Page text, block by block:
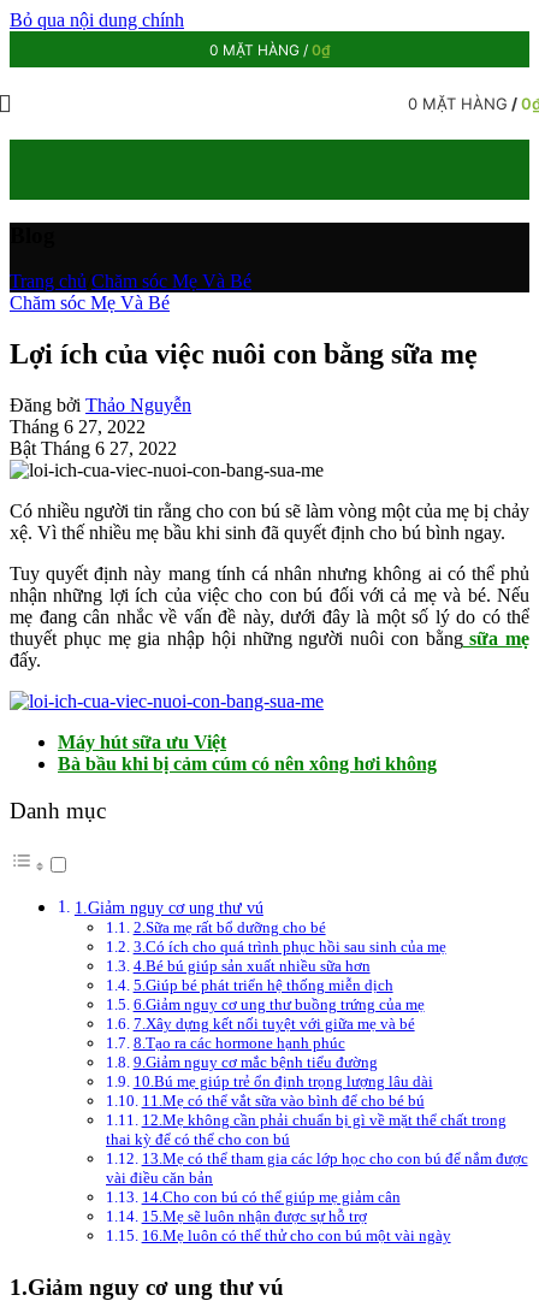
Bỏ qua nội dung chính
0 MẶT HÀNG / 0₫
0 MẶT HÀNG /0
Trang chủ Chăm sóc Mẹ Và Bé
Chăm sóc Mẹ Và Bé
Lợi ích của việc nuôi con bằng sữa mẹ
Đăng bởi Thảo Nguyễn
Tháng 6 27, 2022
Bật Tháng 6 27, 2022
Có nhiều người tin rằng cho con bú sẽ làm vòng một của mẹ bị chảy
xệ. Vì thế nhiều mẹ bầu khi sinh đã quyết định cho bú bình ngay.
Tuy quyết định này mang tính cá nhân nhưng không ai có thể phủ
nhận những lợi ích của việc cho con bú đối với cả mẹ và bé. Nếu
mẹ đang cân nhắc về vấn đề này, dưới đây là một số lý do có thể
thuyết phục mẹ gia nhập hội những người nuôi con bằngsữa mẹ
đấy.
Máy hút sữa ưu Việt
Bà bầu khi bị cảm cúm có nên xông hơi không
Danh mục
1.Giảm nguy cơ ung thư vú
2.Sữa mẹ rất bổ dưỡng cho bé
3.Có ích cho quá trình phục hồi sau sinh của mẹ
4.Bé bú giúp sản xuất nhiều sữa hơn
5.Giúp bé phát triển hệ thống miễn dịch
6.Giảm nguy cơ ung thư buồng trứng của mẹ
7.Xây dựng kết nối tuyệt với giữa mẹ và bé
8.Tạo ra các hormone hạnh phúc
9.Giảm nguy cơ mắc bệnh tiểu đường
10.Bú mẹ giúp trẻ ổn định trọng lượng lâu dài
11.Mẹ có thể vắt sữa vào bình để cho bé bú
12.Mẹ không cần phải chuẩn bị gì về mặt thể chất trong
thai kỳ để có thể cho con bú
13.Mẹ có thể tham gia các lớp học cho con bú để nắm được
vài điều căn bản
14.Cho con bú có thể giúp mẹ giảm cân
15.Mẹ sẽ luôn nhận được sự hỗ trợ
16.Mẹ luôn có thể thử cho con bú một vài ngày
1.Giảm nguy cơ ung thư vú